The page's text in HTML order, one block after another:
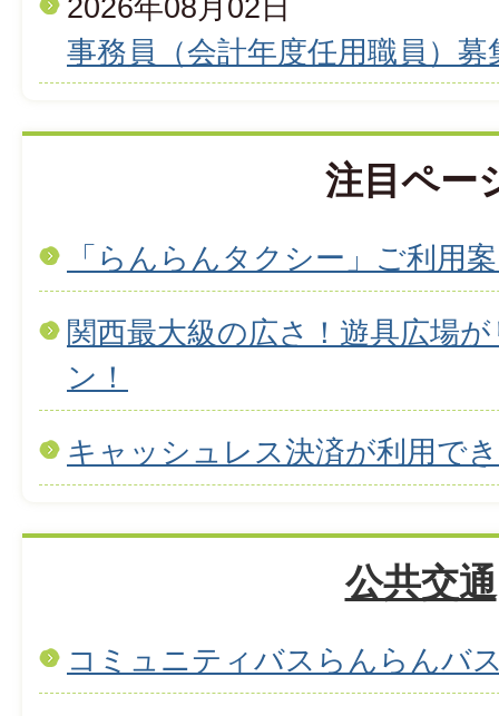
2026年08月02日
事務員（会計年度任用職員）募
注目ペー
「らんらんタクシー」ご利用
関西最大級の広さ！遊具広場
ン！
キャッシュレス決済が利用で
公共交通
コミュニティバスらんらんバ